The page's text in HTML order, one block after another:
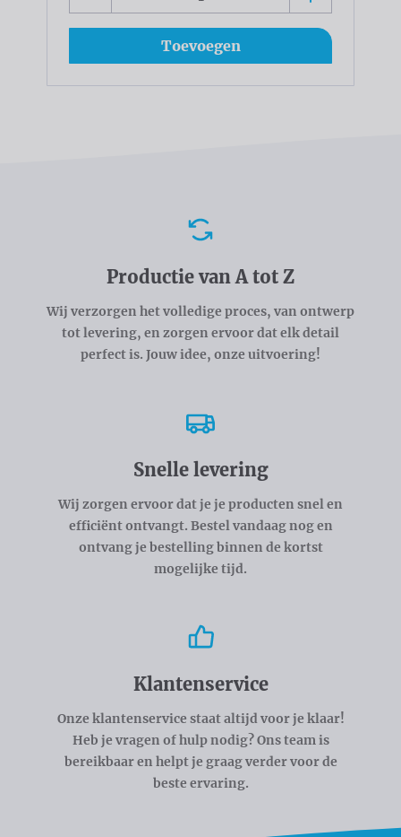
Toevoegen
Productie van A tot Z
Wij verzorgen het volledige proces, van ontwerp
tot levering, en zorgen ervoor dat elk detail
perfect is. Jouw idee, onze uitvoering!
Snelle levering
Wij zorgen ervoor dat je je producten snel en
efficiënt ontvangt. Bestel vandaag nog en
ontvang je bestelling binnen de kortst
mogelijke tijd.
Klantenservice
Onze klantenservice staat altijd voor je klaar!
Heb je vragen of hulp nodig? Ons team is
bereikbaar en helpt je graag verder voor de
beste ervaring.